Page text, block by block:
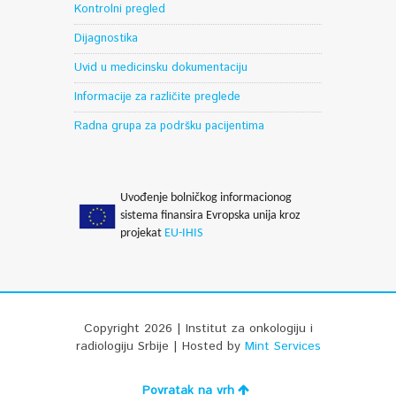
Kontrolni pregled
Dijagnostika
Uvid u medicinsku dokumentaciju
Informacije za različite preglede
Radna grupa za podršku pacijentima
Uvođenje bolničkog informacionog
sistema finansira Evropska unija kroz
projekat EU-IHIS
Copyright 2026 | Institut za onkologiju i
radiologiju Srbije | Hosted by Mint Services
Povratak na vrh